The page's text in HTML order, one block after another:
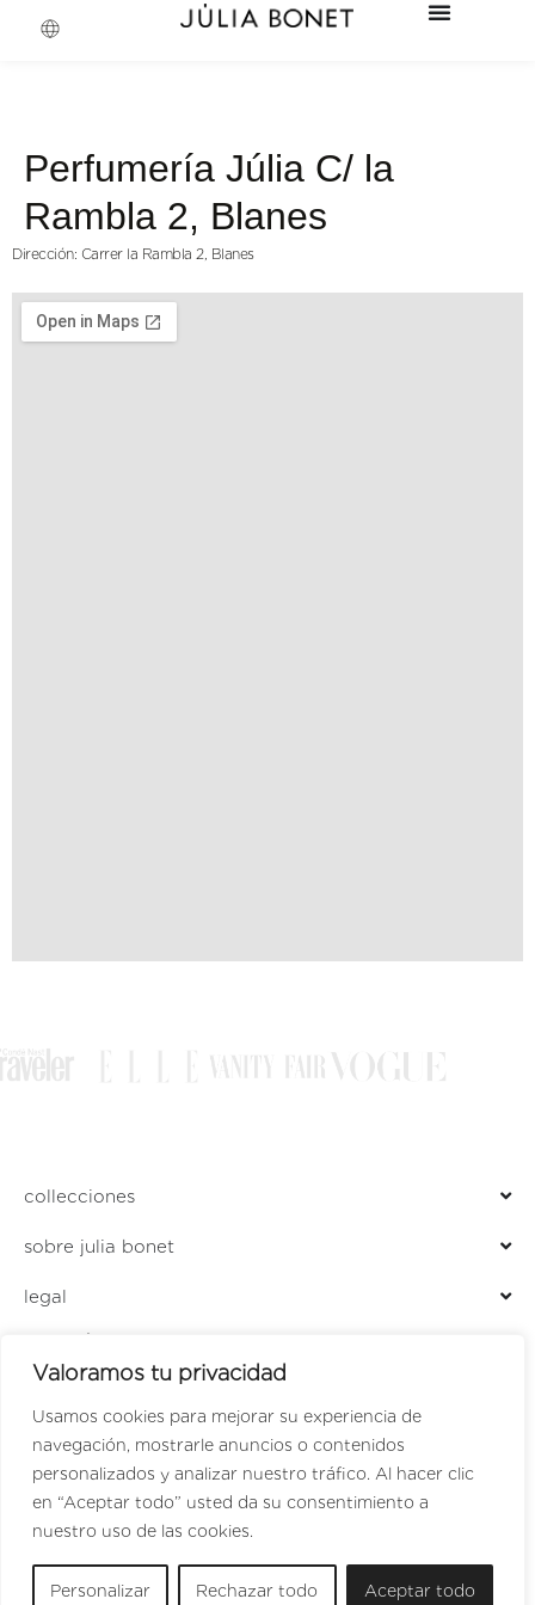
Valoramos tu privacidad
Usamos cookies para mejorar su experiencia de
navegación, mostrarle anuncios o contenidos
personalizados y analizar nuestro tráfico. Al hacer clic
en “Aceptar todo” usted da su consentimiento a
nuestro uso de las cookies.
Personalizar Rechazar todo Aceptar todo
Perfumería Júlia C/ la
Rambla 2, Blanes
Dirección: Carrer la Rambla 2, Blanes
collecciones
sobre julia bonet
legal
LOCALIZADOR DE TIENDAS
PERFUMERÍA JULIA